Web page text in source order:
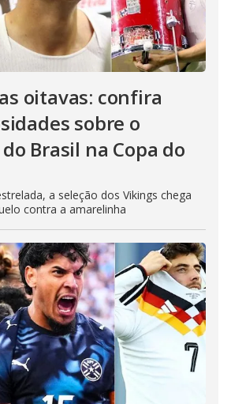
oitavas: confira
sobre o
Brasil na Copa do
a seleção dos Vikings chega
contra a amarelinha